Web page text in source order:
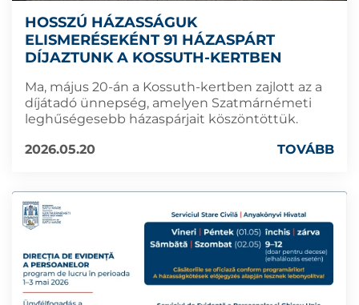
HOSSZÚ HÁZASSÁGUK
ELISMERÉSEKÉNT 91 HÁZASPÁRT
DÍJAZTUNK A KOSSUTH-KERTBEN
Ma, május 20-án a Kossuth-kertben zajlott az a
díjátadó ünnepség, amelyen Szatmárnémeti
leghűségesebb házaspárjait köszöntöttük.
2026.05.20
TOVÁBB